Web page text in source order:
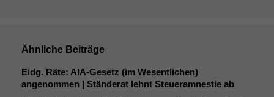
Ähnliche Beiträge
Eidg. Räte: AIA-Gesetz (im Wesentlichen)
angenommen | Ständerat lehnt Steueramnestie ab